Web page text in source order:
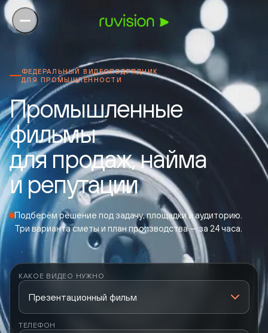
ФЕДЕРАЛЬНЫЙ ВИДЕОПОДРЯДЧИК
ДЛЯ ПРОМЫШЛЕННОСТИ
Промышленные
фильмы
для продаж, найма
и репутации
Подберём решение под задачу, площадки и аудиторию.
Три варианта сметы и план производства — за 24 часа.
КАКОЕ ВИДЕО НУЖНО
ТЕЛЕФОН